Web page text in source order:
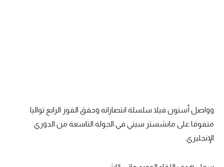
وواصل أستون فيلا سلسلة انتصاراته وحقق الفوز الرابع تواليا
متفوقا على مانشستر سيتي في الجولة التاسعة من الدوري
الإنجليزي.